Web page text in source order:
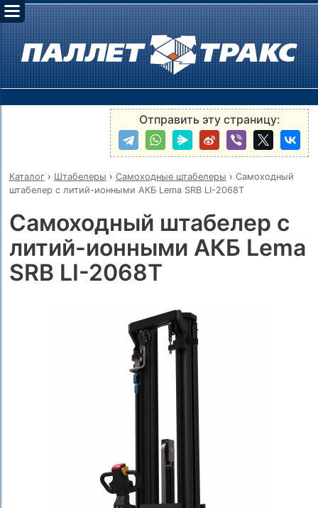
Отправить эту страницу:
Каталог› Штабелеры › Самоходные штабелеры › Самоходный
штабелер с литий-ионными АКБ Lema SRB LI-2068Т
Самоходный штабелер с
литий-ионными АКБ Lema
SRB LI-2068Т